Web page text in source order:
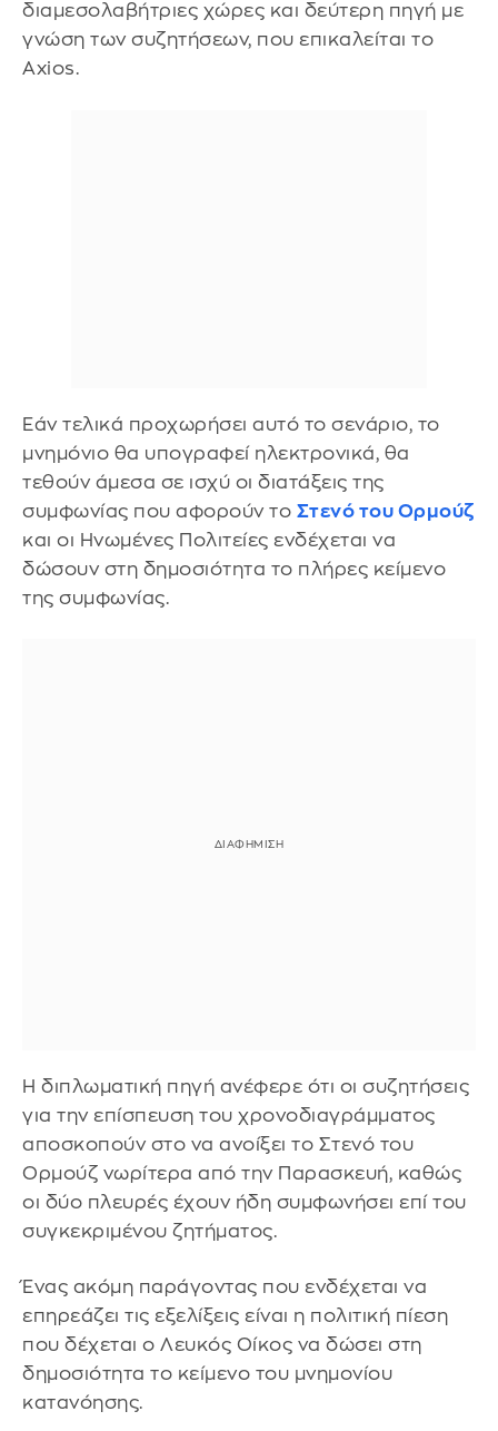
διαμεσολαβήτριες χώρες και δεύτερη πηγή με
γνώση των συζητήσεων, που επικαλείται το
Axios.
Εάν τελικά προχωρήσει αυτό το σενάριο, το
μνημόνιο θα υπογραφεί ηλεκτρονικά, θα
τεθούν άμεσα σε ισχύ οι διατάξεις της
συμφωνίας που αφορούν το Στενό του Ορμούζ
και οι Ηνωμένες Πολιτείες ενδέχεται να
δώσουν στη δημοσιότητα το πλήρες κείμενο
της συμφωνίας.
Η διπλωματική πηγή ανέφερε ότι οι συζητήσεις
για την επίσπευση του χρονοδιαγράμματος
αποσκοπούν στο να ανοίξει το Στενό του
Ορμούζ νωρίτερα από την Παρασκευή, καθώς
οι δύο πλευρές έχουν ήδη συμφωνήσει επί του
συγκεκριμένου ζητήματος.
Ένας ακόμη παράγοντας που ενδέχεται να
επηρεάζει τις εξελίξεις είναι η πολιτική πίεση
που δέχεται ο Λευκός Οίκος να δώσει στη
δημοσιότητα το κείμενο του μνημονίου
κατανόησης.